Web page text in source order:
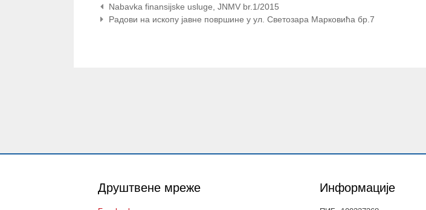
Post
navigation
Nabavka finansijske usluge, JNMV br.1/2015
Радови на ископу јавне површине у ул. Светозара Марковића бр.7
Друштвене мреже Информације